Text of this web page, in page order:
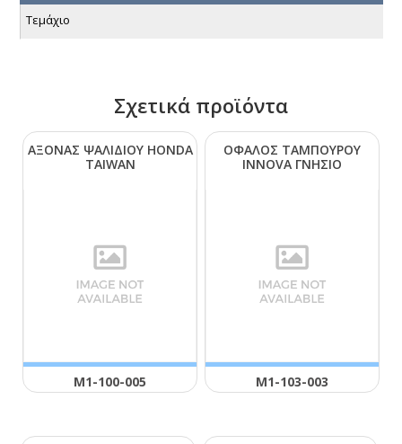
Τεμάχιο
Σχετικά προϊόντα
ΑΞΟΝΑΣ ΨΑΛΙΔΙΟΥ ΗΟΝDΑ
ΤΑΙWΑΝ
Μ1-100-005
ΟΦΑΛΟΣ ΤΑΜΠΟΥΡΟΥ
ΙΝΝΟVΑ ΓΝΗΣΙΟ
Μ1-103-003